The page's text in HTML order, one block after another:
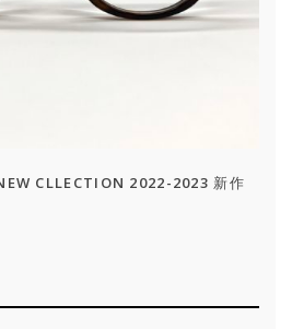
CLLECTION 2022-2023 新作